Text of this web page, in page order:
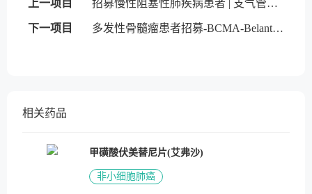
上一项目 招募慢性阻塞性肺疾病患者 | 支气管内活瓣
下一项目 多发性骨髓瘤患者招募-BCMA-Belantamab mafodotin
相关药品
甲磺酸伏美替尼片(艾弗沙)
非小细胞肺癌